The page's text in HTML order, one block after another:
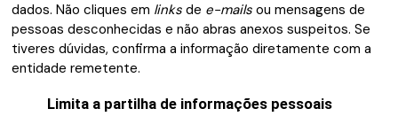
dados. Não cliques em links de e-mails ou mensagens de
pessoas desconhecidas e não abras anexos suspeitos. Se
tiveres dúvidas, confirma a informação diretamente com a
entidade remetente.
Limita a partilha de informações pessoais